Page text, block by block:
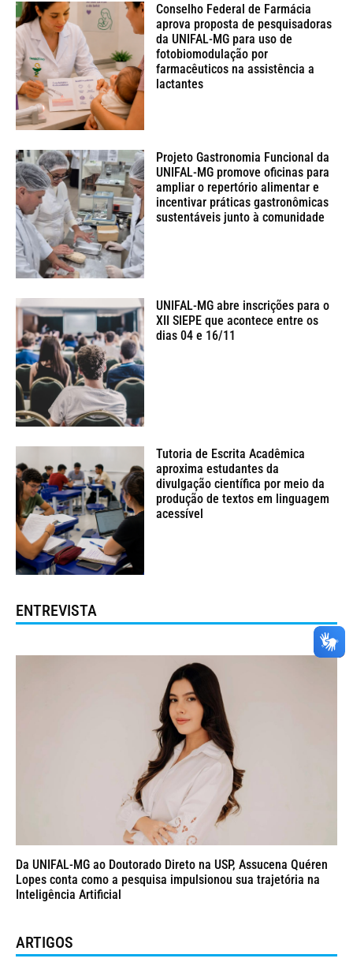
Conselho Federal de Farmácia
aprova proposta de pesquisadoras
da UNIFAL-MG para uso de
fotobiomodulação por
farmacêuticos na assistência a
lactantes
Projeto Gastronomia Funcional da
UNIFAL-MG promove oficinas para
ampliar o repertório alimentar e
incentivar práticas gastronômicas
sustentáveis junto à comunidade
UNIFAL-MG abre inscrições para o
XII SIEPE que acontece entre os
dias 04 e 16/11
Tutoria de Escrita Acadêmica
aproxima estudantes da
divulgação científica por meio da
produção de textos em linguagem
acessível
ENTREVISTA
Da UNIFAL-MG ao Doutorado Direto na USP, Assucena Quéren
Lopes conta como a pesquisa impulsionou sua trajetória na
Inteligência Artificial
ARTIGOS